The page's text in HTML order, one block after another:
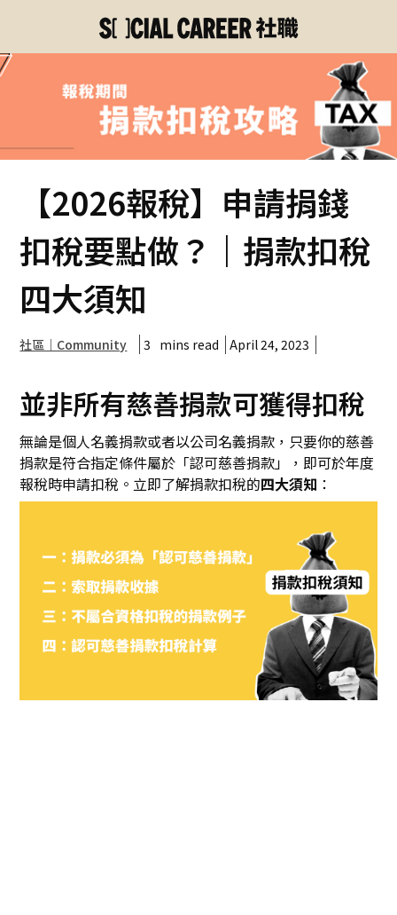
【2026報稅】申請捐錢
扣稅要點做？｜捐款扣稅
四大須知
社區｜Community 3 mins read April 24, 2023
並非所有慈善捐款可獲得扣稅
無論是個人名義捐款或者以公司名義捐款，只要你的慈善
捐款是符合指定條件屬於「認可慈善捐款」，即可於年度
報稅時申請扣稅。立即了解捐款扣稅的四大須知 ：